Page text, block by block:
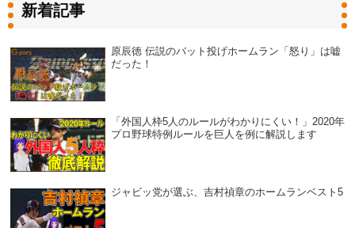
新着記事
原辰徳 伝説のバット投げホームラン「怒り」は嘘
だった！
「外国人枠5人のルールがわかりにくい！」2020年
プロ野球特例ルールを巨人を例に解説します
ジャビッ党が選ぶ、吉村禎章のホームランベスト5